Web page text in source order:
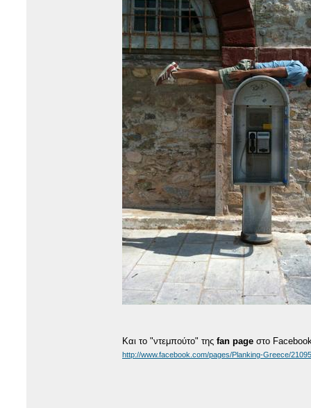
Και το "ντεμπούτο" της fan page στο
http://www.facebook.com/pages/Planking-Greece/